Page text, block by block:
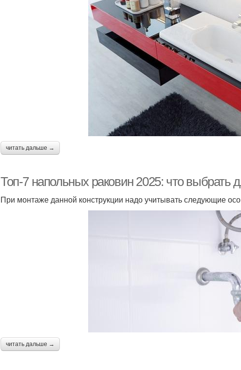
читать дальше →
Топ-7 напольных раковин 2025: что выбрать
При монтаже данной конструкции надо учитывать следующие
читать дальше →